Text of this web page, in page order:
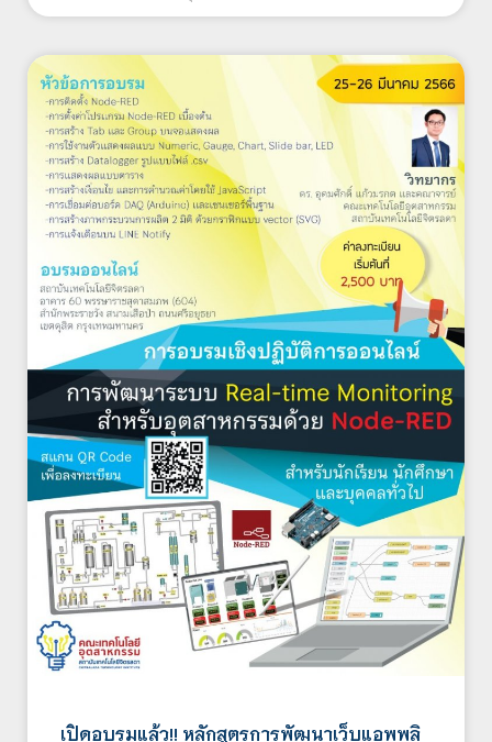
เปิดอบรมแล้ว!! หลักสูตรการพัฒนาเว็บแอพพลิ